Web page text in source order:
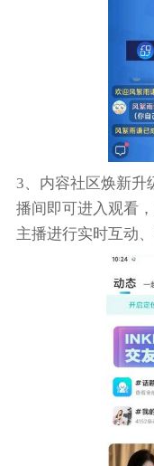
3、内容社区焕新升
播间即可进入观看
主播进行实时互动、